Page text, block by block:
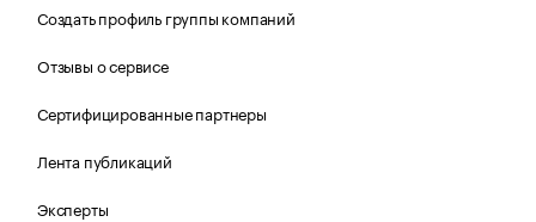
Создать профиль группы компаний
Отзывы о сервисе
Сертифицированные партнеры
Лента публикаций
Эксперты